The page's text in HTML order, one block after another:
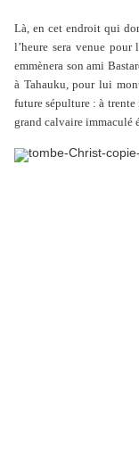
Là, en cet endroit qui
l’heure sera venue pour
emmènera son ami
à Tahauku, pour lui
future sépulture : à trente
grand calvaire immaculé